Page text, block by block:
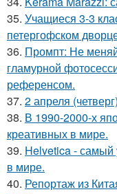
35. Учащиеся 3-3
петергофском
36. Промпт: Не
гламурной
референсом.
37. 2 апреля
38. В 1990-2000-х
креативных в мире.
39. Helvetica -
в мире.
40. Репортаж из